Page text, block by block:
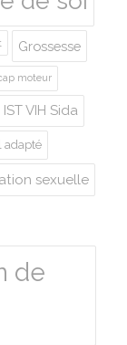
Grossesse
moteur
IST VIH Sida
adapté
sexuelle
de